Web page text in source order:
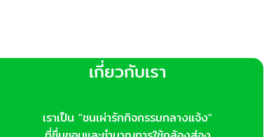
เกี่ยวกับเรา
เราเป็น "ชนเผ่ารักกิจกรรมกลางแจ้ง"